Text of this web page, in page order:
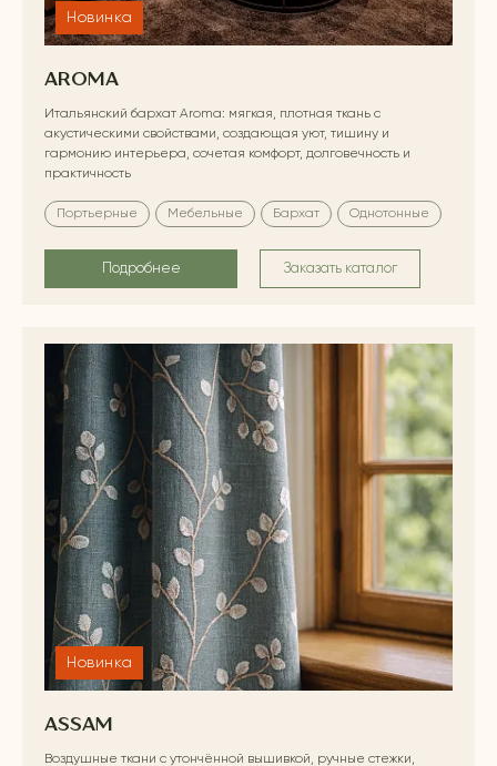
Новинка
AROMA
Итальянский бархат Aroma: мягкая, плотная ткань с
акустическими свойствами, создающая уют, тишину и
гармонию интерьера, сочетая комфорт, долговечность и
практичность
Портьерные Мебельные Бархат Однотонные
Подробнее Заказать каталог
Новинка
ASSAM
Воздушные ткани с утончённой вышивкой, ручные стежки,